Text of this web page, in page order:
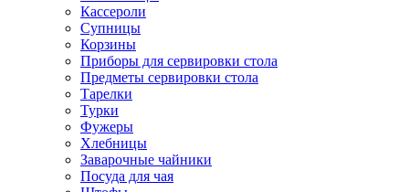
Кассероли
Супницы
Корзины
Приборы для сервировки стола
Предметы сервировки стола
Тарелки
Турки
Фужеры
Хлебницы
Заварочные чайники
Посуда для чая